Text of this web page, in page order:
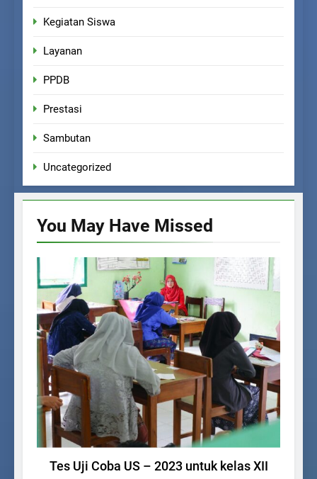
Kegiatan Siswa
Layanan
PPDB
Prestasi
Sambutan
Uncategorized
You May Have Missed
AGENDA SEKOLAH
Tes Uji Coba US – 2023 untuk kelas XII